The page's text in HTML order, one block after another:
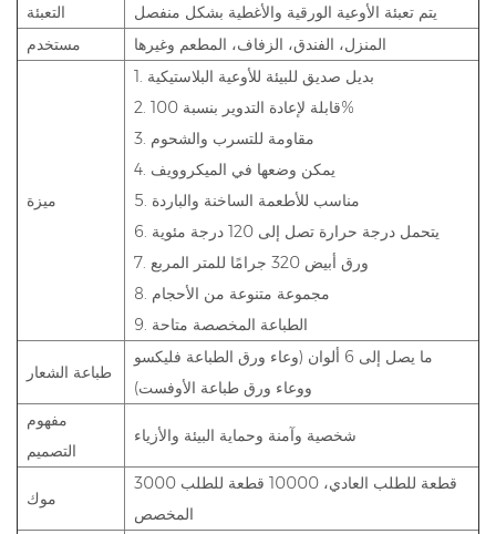
التعبئة
مستخدم
المنزل، الفندق، الزفاف، المطعم وغيرها
ميزة
1. بديل صديق للبيئة للأوعية البلاستيكية
2. قابلة لإعادة التدوير بنسبة 100%
3. مقاومة للتسرب والشحوم
4. يمكن وضعها في الميكروويف
5. مناسب للأطعمة الساخنة والباردة
6. يتحمل درجة حرارة تصل إلى 120 درجة مئوية
7.
ورق أبيض 320 جرامًا للمتر المربع
8. مجموعة متنوعة من الأحجام
9. الطباعة المخصصة متاحة
طباعة الشعار
ما يصل إلى 6 ألوان (وعاء ورق الطباعة فليكسو
ووعاء ورق طباعة الأوفست)
مفهوم
التصميم
شخصية وآمنة وحماية البيئة والأزياء
موك
3000 قطعة للطلب العادي، 10000 قطعة للطلب
المخصص